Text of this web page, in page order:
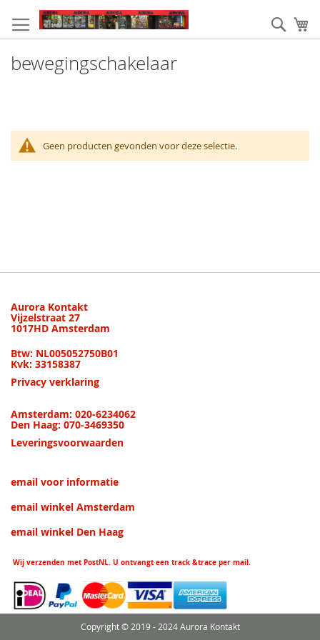
naar
de
Zoek
bewegingschakelaar
Geen producten gevonden voor deze selectie.
Aurora Kontakt
Vijzelstraat 27
1017HD Amsterdam
Btw: NL005052750B01
Kvk: 33158387
Privacy verklaring
Amsterdam: 020-6234062
Den Haag: 070-3469350
Leveringsvoorwaarden
email voor informatie
email winkel Amsterdam
email winkel Den Haag
Wij verzenden met PostNL. U ontvangt een track &trace per mail.
Copyright © 2019 - 2024 Aurora Kontakt